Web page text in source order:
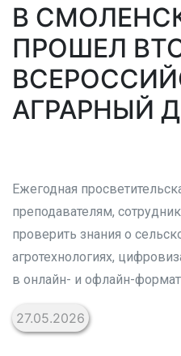
В
ПРОШЕЛ
АГРАРНЫЙ
Ежегодная
преподавателям,
проверить знания о
агротехнологиях,
в онлайн- и офлайн-
27.05.2026